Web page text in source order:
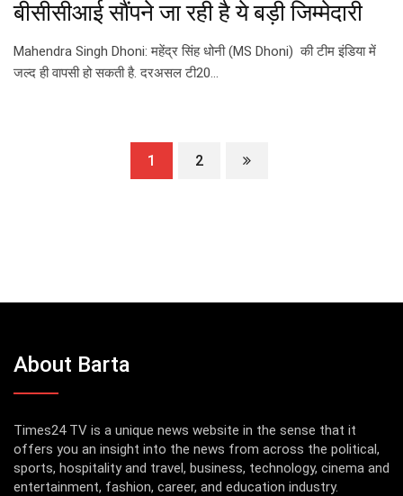
बीसीसीआई सौंपने जा रही है ये बड़ी जिम्मेदारी
Mahendra Singh Dhoni: महेंद्र सिंह धोनी (MS Dhoni) की टीम इंडिया में
जल्द ही वापसी हो सकती है. दरअसल टी20…
1 2
About Barta
Times24 TV is a unique news website in the sense that it
offers you an insight into the news from across the political,
sports, hospitality and travel, business, technology, cinema and
entertainment, fashion, career, and education industry.